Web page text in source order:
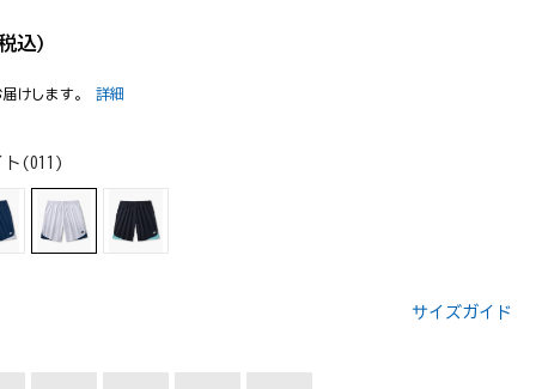
込)
届けします。詳細
ト(011)
サイズガイド